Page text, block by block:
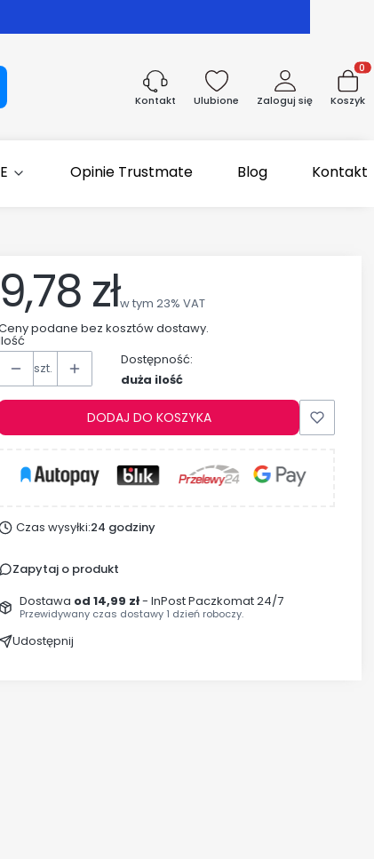
Kontakt Ulubione Zaloguj się Koszyk
Opinie Trustmate Blog Kontakt
Cena
9,78 złw tym 23% VAT
w tym 23% VAT
podane bez kosztów dostawy.
szt.
Dostępność:
duża ilość
DODAJ DO KOSZYKA
Czas wysyłki:24 godziny
Zapytaj o produkt
Dostawa od 14,99 zł- InPost Paczkomat 24/7
Przewidywany czas dostawy 1 dzień roboczy.
Udostępnij